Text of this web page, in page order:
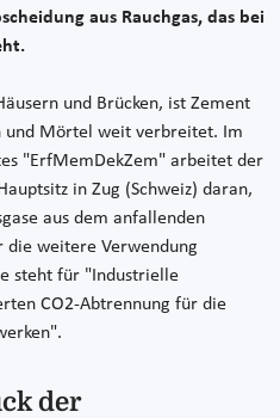
aus Rauchgas, das bei
und Brücken, ist Zement
und Mörtel weit verbreitet. Im
"ErfMemDekZem" arbeitet der
in Zug (Schweiz) daran,
aus dem anfallenden
die weitere Verwendung
steht für "Industrielle
CO2-Abtrennung für die
der